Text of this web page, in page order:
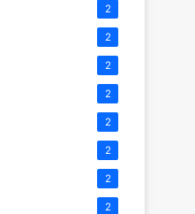
2
2
2
2
2
2
2
2